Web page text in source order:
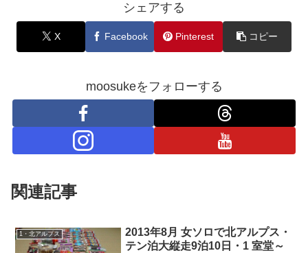
シェアする
X Facebook Pinterest コピー
moosukeをフォローする
関連記事
1・北アルプス
2013年8月 女ソロで北アルプス・
テン泊大縦走9泊10日・1 室堂～